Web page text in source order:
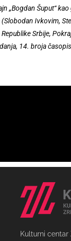
„Bogdan Šuput“
Ivkovim,
Srbije,
14. broja
Kulturni centar